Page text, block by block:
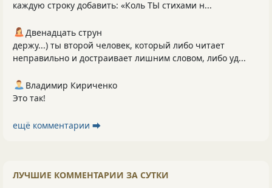
каждую строку добавить: «Коль ТЫ стихами н...
Двенадцать струн
держу...) ты второй человек, который либо читает
неправильно и достраивает лишним словом, либо уд...
Владимир Кириченко
Это так!
ещё комментарии ⮕
ЛУЧШИЕ КОММЕНТАРИИ ЗА СУТКИ